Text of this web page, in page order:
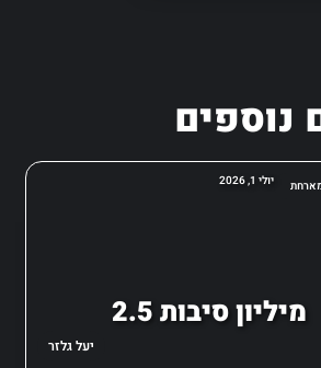
נוספים
יולי 1, 2026
2.5 מיליון סיבות
יעל גלזר